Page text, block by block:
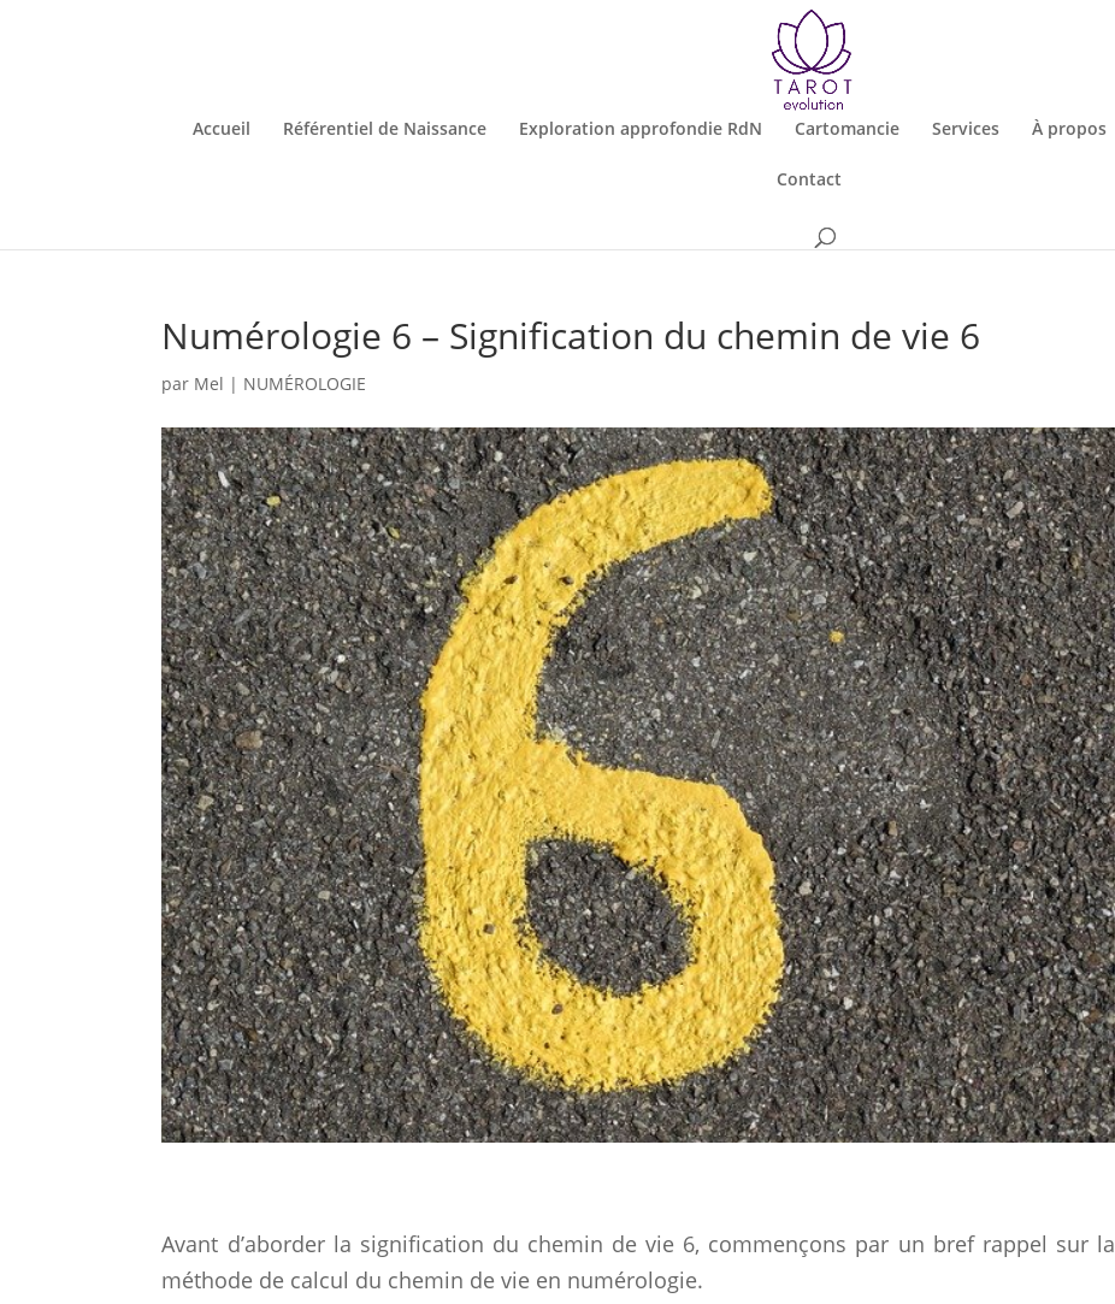
Accueil Référentiel de Naissance Exploration approfondie RdN Cartomancie Services À propos
Contact
Numérologie 6 – Signification du chemin de vie 6
par Mel | NUMÉROLOGIE
Avant d’aborder la signification du chemin de vie 6, commençons par un bref rappel sur la
méthode de calcul du chemin de vie en numérologie.